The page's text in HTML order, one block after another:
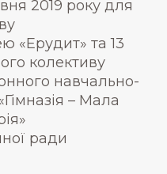
2019 року для
«Ерудит» та 13
колективу
навчально-
– Мала
ради